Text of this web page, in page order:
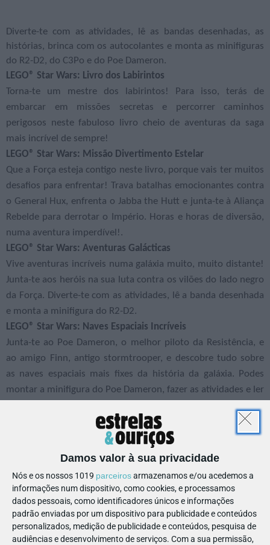
Damos valor à sua privacidade
Nós e os nossos 1019 parceirosarmazenamos e/ou acedemos a
informações num dispositivo, como cookies, e processamos
dados pessoais, como identificadores únicos e informações
padrão enviadas por um dispositivo para publicidade e conteúdos
personalizados, medição de publicidade e conteúdos, pesquisa de
audiências e desenvolvimento de serviços. Com a sua permissão,
Diverte-te com as atividades, lê as bandas desenhadas, as
histórias, brinca com os autocolantes e monta as minifiguras
do R2-D2, do C3Po e do Poe Dameron.
LEGO® Star Wars: Livro dos Labirintos
Torna-te um mestre dos labirintos! Para isso, terás de
embarcar em missões secretas e percorrer caminhos
perigosos neste fabuloso livro cheio de aventuras da saga
mais incrível de sempre!
LEGO® Star Wars: Missão Divertimento Estelar
Que a Força esteja contigo neste livro, porque vais ter muitos
desafios para enfrentar! Trava batalhas emocionantes contra
o General Hux, enfrenta o Jabba the Hutt e junta-te à Aliança
Rebelde para derrotar o Império. Horas e horas de diversão,
numa aventura imperdível!.
LEGO® Star Wars: Aventuras Galácticas
Vive aventuras incríveis numa galáxia muito, muito distante!
Junta-te aos heróis na sua luta contra os vilões do lado negro
da Força. Diverte-te com as atividades, lê a banda desenhada
e monta a minifigura do R2-D2.
LEGO® Star Wars: Naves Espaciais Incríveis
Junta-te ao Poe Dameron, o melhor piloto da Resistência, e
ao amigo Finn, antigo stormtrooper, e descobre tudo sobre
as naves espaciais mais fixes da história da galáxia. Podes
montar a minifigura do Poe Dameron, fazer as atividades e ler
LEGO® Star Wars: Livro Galáctico de Atividades
Este livro tem muitas atividades divertidas, bandas
Autor: Lego